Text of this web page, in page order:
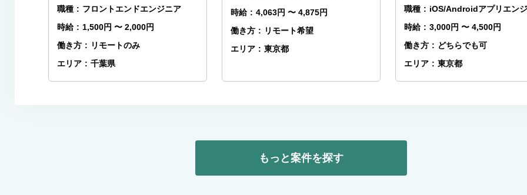
職種 : フロントエンドエンジニア
時給 : 1,500円 〜 2,000円
働き方 : リモートのみ
エリア : 千葉県
時給 : 4,063円 〜 4,875円
働き方 : リモート希望
エリア : 東京都
職種 : iOS/Androidアプリエン
時給 : 3,000円 〜 4,500円
働き方 : どちらでも可
エリア : 東京都
もっと案件を探す